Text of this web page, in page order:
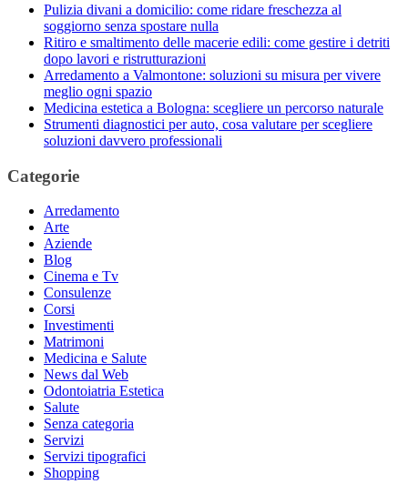
Pulizia divani a domicilio: come ridare freschezza al
soggiorno senza spostare nulla
Ritiro e smaltimento delle macerie edili: come gestire i detriti
dopo lavori e ristrutturazioni
Arredamento a Valmontone: soluzioni su misura per vivere
meglio ogni spazio
Medicina estetica a Bologna: scegliere un percorso naturale
Strumenti diagnostici per auto, cosa valutare per scegliere
soluzioni davvero professionali
Categorie
Arredamento
Arte
Aziende
Blog
Cinema e Tv
Consulenze
Corsi
Investimenti
Matrimoni
Medicina e Salute
News dal Web
Odontoiatria Estetica
Salute
Senza categoria
Servizi
Servizi tipografici
Shopping